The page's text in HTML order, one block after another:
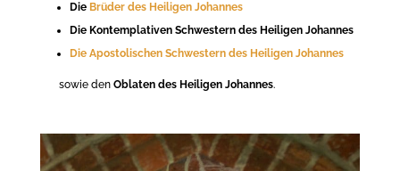
Die Brüder des Heiligen Johannes
Die Kontemplativen Schwestern des Heiligen Johannes
Die Apostolischen Schwestern des Heiligen Johannes
sowie denOblaten des Heiligen Johannes.